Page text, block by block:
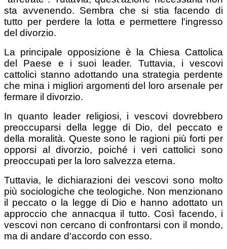
sta avvenendo. Sembra che si stia facendo di
tutto per perdere la lotta e permettere l'ingresso
del divorzio.
La principale opposizione è la Chiesa Cattolica
del Paese e i suoi leader. Tuttavia, i vescovi
cattolici stanno adottando una strategia perdente
che mina i migliori argomenti del loro arsenale per
fermare il divorzio.
In quanto leader religiosi, i vescovi dovrebbero
preoccuparsi della legge di Dio, del peccato e
della moralità. Queste sono le ragioni più forti per
opporsi al divorzio, poiché i veri cattolici sono
preoccupati per la loro salvezza eterna.
Tuttavia, le dichiarazioni dei vescovi sono molto
più sociologiche che teologiche. Non menzionano
il peccato o la legge di Dio e hanno adottato un
approccio che annacqua il tutto. Così facendo, i
vescovi non cercano di confrontarsi con il mondo,
ma di andare d'accordo con esso.